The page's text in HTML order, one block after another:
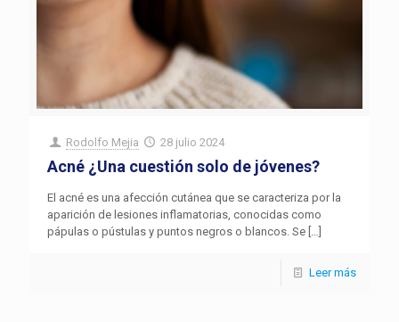
Rodolfo Mejia 28 julio 2024
Acné ¿Una cuestión solo de jóvenes?
El acné es una afección cutánea que se caracteriza por la
aparición de lesiones inflamatorias, conocidas como
pápulas o pústulas y puntos negros o blancos. Se
Leer más